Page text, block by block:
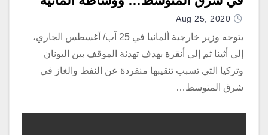
Aug 25, 2020
يتوجه وزير خارجية ألمانيا في 25 آب/ أغسطس الجاري،
إلى أثينا ثم إلى أنقرة بهدف تهدئة الموقف بين اليونان
وتركيا التي تسبب تنقيبها منفردة عن النفط والغاز في
شرق المتوسط…